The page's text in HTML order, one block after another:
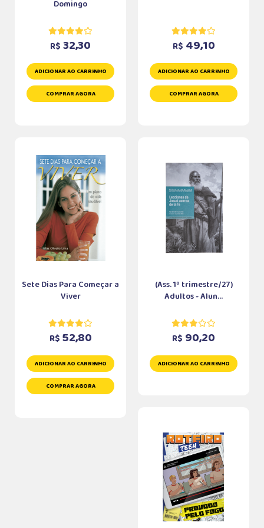
Domingo
R$ 32,30
ADICIONAR AO CARRINHO
COMPRAR AGORA
R$ 49,10
ADICIONAR AO CARRINHO
COMPRAR AGORA
Sete Dias Para Começar a
Viver
R$ 52,80
ADICIONAR AO CARRINHO
COMPRAR AGORA
(Ass. 1º trimestre/27)
Adultos - Alun...
R$ 90,20
ADICIONAR AO CARRINHO